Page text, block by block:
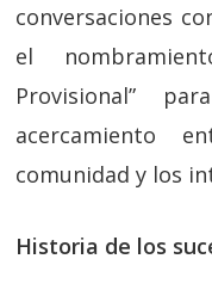
conversaciones
el
Provisional”
acercamiento
comunidad y los
Historia de los